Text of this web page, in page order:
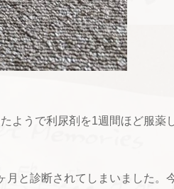
ようで利尿剤を1週間ほど服薬
と診断されてしまいました。